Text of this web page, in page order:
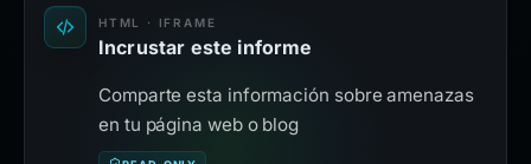
HTML · IFRAME
Incrustar este informe
Comparte esta información sobre amenazas
en tu página web o blog